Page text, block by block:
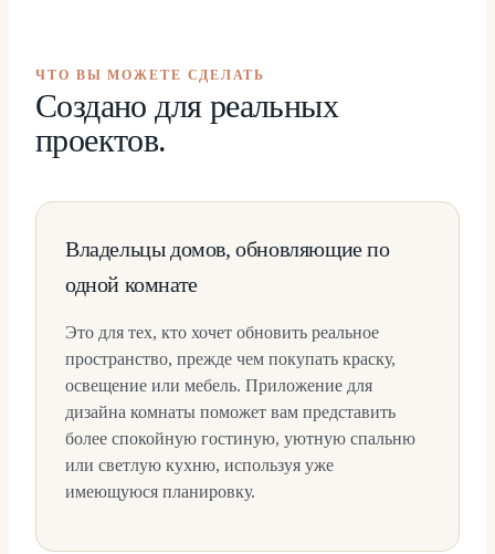
ЧТО ВЫ МОЖЕТЕ СДЕЛАТЬ
Создано для реальных
проектов.
Владельцы домов, обновляющие по
одной комнате
Это для тех, кто хочет обновить реальное
пространство, прежде чем покупать краску,
освещение или мебель. Приложение для
дизайна комнаты поможет вам представить
более спокойную гостиную, уютную спальню
или светлую кухню, используя уже
имеющуюся планировку.